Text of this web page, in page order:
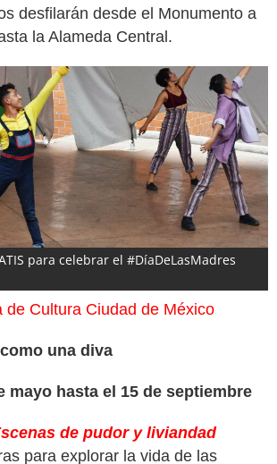
desfilarán desde el Monumento a
la Alameda Central.
para celebrar el #DíaDeLasMadres
de Cultura Ciudad de México
una diva
mayo hasta el 15 de septiembre
de pudor y liviandad
para explorar la vida de las